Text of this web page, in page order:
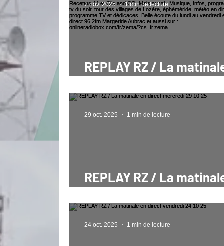
REPLAY RZ / La
7 nov. 2025 1 min de lecture
REPLAY RZ / La
29 oct. 2025 1 min de lecture
24 oct. 2025 1 min de lecture